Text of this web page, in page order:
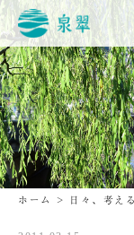
ホーム > 日々、考え